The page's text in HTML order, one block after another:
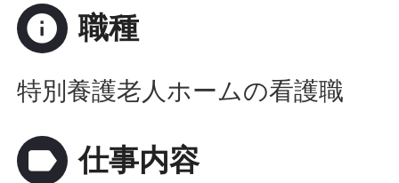
info 職種
特別養護老人ホームの看護職
label 仕事内容